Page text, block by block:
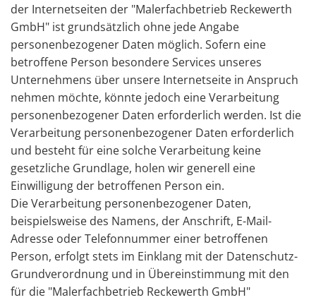
der Internetseiten der "Malerfachbetrieb Reckewerth
GmbH" ist grundsätzlich ohne jede Angabe
personenbezogener Daten möglich. Sofern eine
betroffene Person besondere Services unseres
Unternehmens über unsere Internetseite in Anspruch
nehmen möchte, könnte jedoch eine Verarbeitung
personenbezogener Daten erforderlich werden. Ist die
Verarbeitung personenbezogener Daten erforderlich
und besteht für eine solche Verarbeitung keine
gesetzliche Grundlage, holen wir generell eine
Einwilligung der betroffenen Person ein.
Die Verarbeitung personenbezogener Daten,
beispielsweise des Namens, der Anschrift, E-Mail-
Adresse oder Telefonnummer einer betroffenen
Person, erfolgt stets im Einklang mit der Datenschutz-
Grundverordnung und in Übereinstimmung mit den
für die "Malerfachbetrieb Reckewerth GmbH"